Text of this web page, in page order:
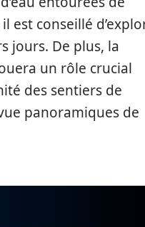
il est conseillé
jours. De plus, la
un rôle crucial
des sentiers de
panoramiques de